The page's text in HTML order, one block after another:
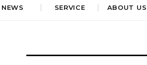
NEWS SERVICE ABOUT US